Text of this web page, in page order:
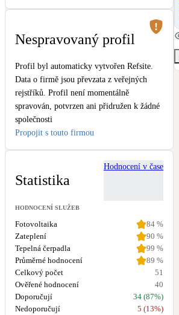
Malé i velké turbíny
Nespravovaný profil
Profil byl automaticky vytvořen Refsite.
Data o firmě jsou převzata z veřejných
rejstříků. Profil není momentálně
spravován, potvrzen ani přidružen k žádné
společnosti
Propojit s touto firmou
Statistika
Hodnocení v čase
HODNOCENÍ SLUŽEB
Fotovoltaika 84 %
Zateplení
90 %
Tepelná čerpadla
99 %
Průměrné hodnocení
89 %
Celkový počet
51
Ověřené hodnocení
40
Doporučují
34 (87%)
Nedoporučují
5 (13%)